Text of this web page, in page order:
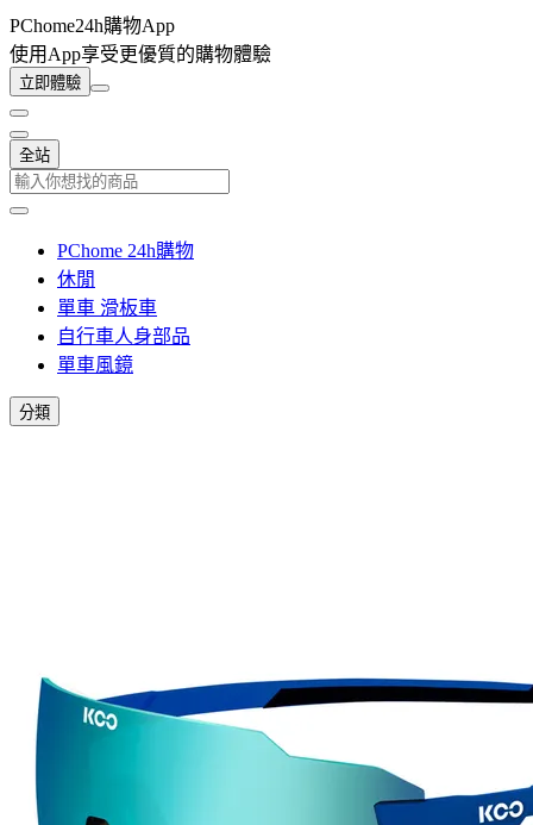
PChome24h購物App
使用App享受更優質的購物體驗
立即體驗
全站
PChome 24h購物
休閒
單車 滑板車
自行車人身部品
單車風鏡
分類